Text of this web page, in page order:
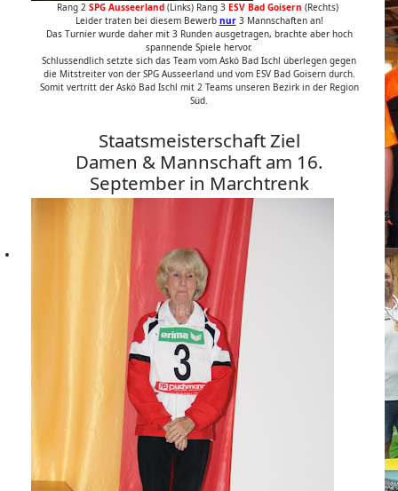
Rang 2 SPG Ausseerland (Links) Rang 3 ESV Bad Goisern (Rechts)
Leider traten bei diesem Bewerb nur3 Mannschaften an!
Das Turnier wurde daher mit 3 Runden ausgetragen, brachte aber hoch
spannende Spiele hervor.
Schlussendlich setzte sich das Team vom Askö Bad Ischl überlegen gegen
die Mitstreiter von der SPG Ausseerland und vom ESV Bad Goisern durch.
Somit vertritt der Askö Bad Ischl mit 2 Teams unseren Bezirk in der Region
Süd.
Staatsmeisterschaft Ziel
Damen & Mannschaft am 16.
September in Marchtrenk